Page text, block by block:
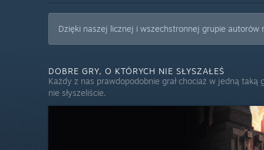
Dzięki naszej licznej i wszechstronnej grupie
DOBRE GRY, O KTÓRYCH NIE SŁYSZAŁEŚ
Każdy z nas prawdopodobnie grał chociaż w jedną
nie słyszeliście.